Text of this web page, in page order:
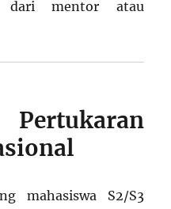
dari mentor atau
mahasiswa S2/S3